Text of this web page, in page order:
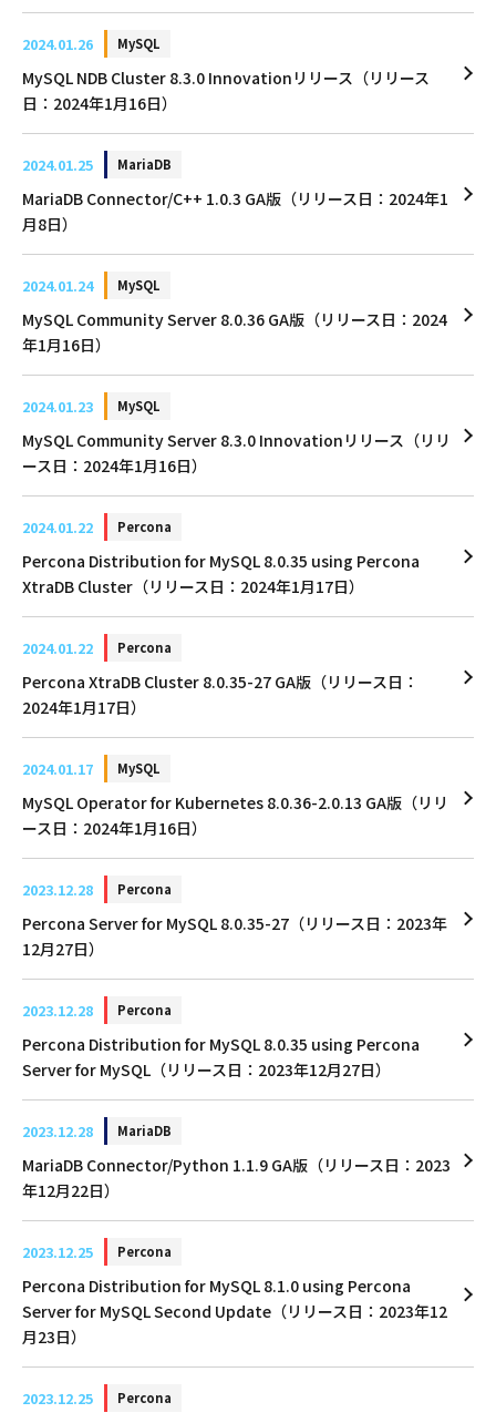
2024.01.26 MySQL
MySQL NDB Cluster 8.3.0 Innovationリリース（リリース
日：2024年1月16日）
2024.01.25 MariaDB
MariaDB Connector/C++ 1.0.3 GA版（リリース日：2024年1
月8日）
2024.01.24 MySQL
MySQL Community Server 8.0.36 GA版（リリース日：2024
年1月16日）
2024.01.23 MySQL
MySQL Community Server 8.3.0 Innovationリリース（リリ
ース日：2024年1月16日）
2024.01.22 Percona
Percona Distribution for MySQL 8.0.35 using Percona
XtraDB Cluster（リリース日：2024年1月17日）
2024.01.22 Percona
Percona XtraDB Cluster 8.0.35-27 GA版（リリース日：
2024年1月17日）
2024.01.17 MySQL
MySQL Operator for Kubernetes 8.0.36-2.0.13 GA版（リリ
ース日：2024年1月16日）
2023.12.28 Percona
Percona Server for MySQL 8.0.35-27（リリース日：2023年
12月27日）
2023.12.28 Percona
Percona Distribution for MySQL 8.0.35 using Percona
Server for MySQL（リリース日：2023年12月27日）
2023.12.28 MariaDB
MariaDB Connector/Python 1.1.9 GA版（リリース日：2023
年12月22日）
2023.12.25 Percona
Percona Distribution for MySQL 8.1.0 using Percona
Server for MySQL Second Update（リリース日：2023年12
月23日）
2023.12.25 Percona